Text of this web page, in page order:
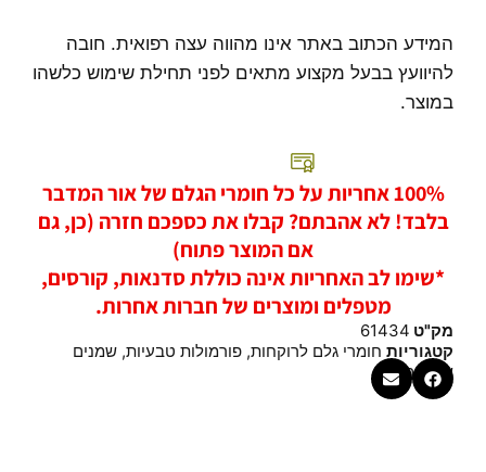
המידע הכתוב באתר אינו מהווה עצה רפואית. חובה
להיוועץ בבעל מקצוע מתאים לפני תחילת שימוש כלשהו
במוצר.
100% אחריות על כל חומרי הגלם של אור המדבר
בלבד! לא אהבתם? קבלו את כספכם חזרה (כן, גם
אם המוצר פתוח)
*שימו לב האחריות אינה כוללת סדנאות, קורסים,
מטפלים ומוצרים של חברות אחרות.
מק"ט 61434
קטגוריות חומרי גלם לרוקחות, פורמולות טבעיות, שמנים
צמחיים